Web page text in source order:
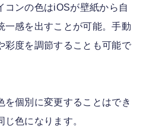
コンの色はiOSが壁紙から自
一感を出すことが可能。手動
彩度を調節することも可能で
を個別に変更することはでき
色になります。